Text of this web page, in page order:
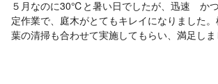
５月なのに30℃と暑い日でしたが、迅速 か
定作業で、庭木がとてもキレイになりました
葉の清掃も合わせて実施してもらい、満足し
少しだけ遅れましたが謝罪もあり、人柄も良